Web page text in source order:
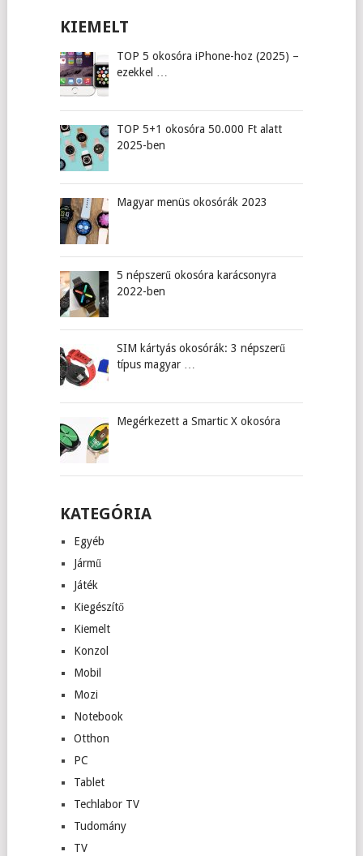
KIEMELT
TOP 5 okosóra iPhone-hoz (2025) –
ezekkel …
TOP 5+1 okosóra 50.000 Ft alatt
2025-ben
Magyar menüs okosórák 2023
5 népszerű okosóra karácsonyra
2022-ben
SIM kártyás okosórák: 3 népszerű
típus magyar …
Megérkezett a Smartic X okosóra
KATEGÓRIA
Egyéb
Jármű
Játék
Kiegészítő
Kiemelt
Konzol
Mobil
Mozi
Notebook
Otthon
PC
Tablet
Techlabor TV
Tudomány
TV